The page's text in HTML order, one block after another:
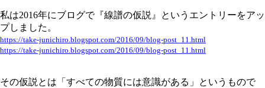
私は2016年にブログで『線譜の仮説』というエントリーをアッ
プしました。
https://take-junichiro.blogspot.com/2016/09/blog-post_11.html
https://take-junichiro.blogspot.com/2016/09/blog-post_11.html
その仮説とは「すべての物質には意識がある」というもので